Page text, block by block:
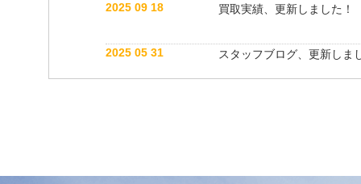
2025 09 18 買取実績、更新しました！
2025 05 31 スタッフブログ、更新しま